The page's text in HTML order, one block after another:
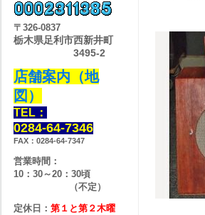
〒 326-0837
栃木県足利市西新井町
3495-2
店舗案内（地
図）
TEL：
0284-64-7346
FAX：0284-64-7347
営業時間：
10：30～20：30頃
（不定）
定休日： 第１と第２木曜